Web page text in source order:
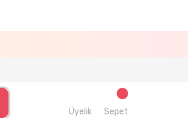
Üyelik Sepet